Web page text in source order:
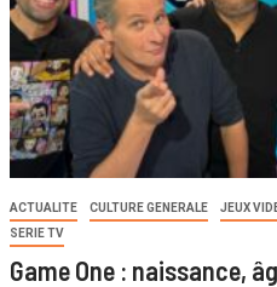
ACTUALITE CULTURE GENERALE
JEUX
SERIE TV
Game One : naissance,